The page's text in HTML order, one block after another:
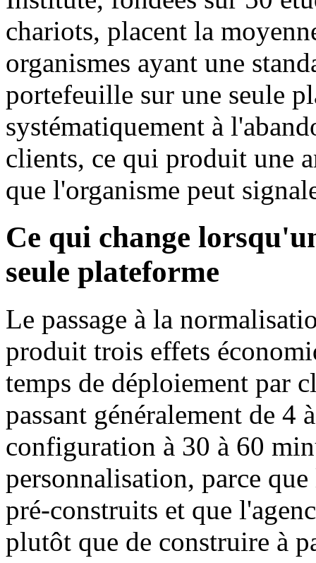
chariots, placent la
organismes ayant une
portefeuille sur une seule
systématiquement à
clients, ce qui produit une
que l'organisme peut
Ce qui change
seule plateforme
Le passage à la
produit trois effets
temps de déploiement par
passant généralement de 4
configuration à 30 à 60
personnalisation, parce
pré-construits et que
plutôt que de construire à